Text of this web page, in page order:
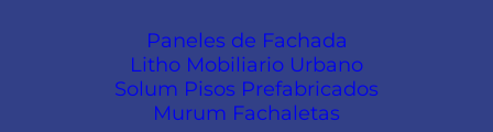
Paneles de Fachada
Litho Mobiliario Urbano
Solum Pisos Prefabricados
Murum Fachaletas